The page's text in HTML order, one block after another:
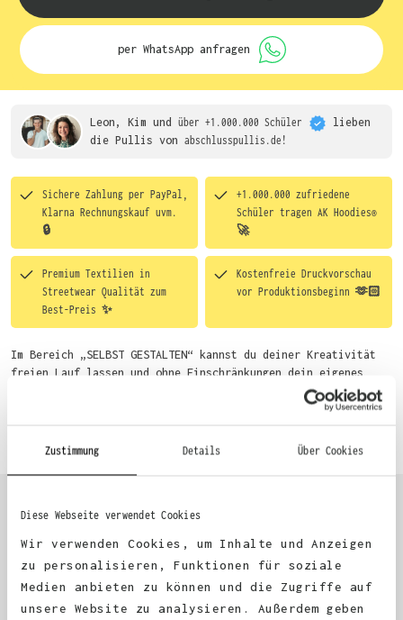
Zustimmung Details Über Cookies
Diese Webseite verwendet Cookies
Wir verwenden Cookies, um Inhalte und Anzeigen
zu personalisieren, Funktionen für soziale
Medien anbieten zu können und die Zugriffe auf
unsere Website zu analysieren. Außerdem geben
per WhatsApp anfragen
Leon, Kim und über +1.000.000 Schüler
lieben
die Pullis von abschlusspullis.de!
Sichere Zahlung per PayPal,
Klarna Rechnungskauf uvm.
🔒
+1.000.000 zufriedene
Schüler tragen AK Hoodies®
🚀
Premium Textilien in
Streetwear Qualität zum
Best-Preis ✨
Kostenfreie Druckvorschau
vor Produktionsbeginn 🫶🏻
Im Bereich „SELBST GESTALTEN“ kannst du deiner Kreativität
freien Lauf lassen und ohne Einschränkungen dein eigenes
Motiv entwerfen. Um dir den Einstieg zu erleichtern, stellen
wir eine von unseren Designern vorgefertigte Vorlage bereit.
beginne anschließend mit der Gestaltung. Alternativ kannst
KUNDEN FEEDBACK 🫶
Excellent